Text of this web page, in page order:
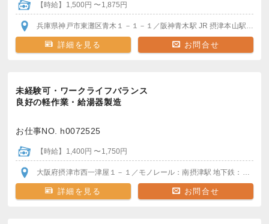
【時給】1,500円 〜1,875円
兵庫県神戸市東灘区青木１－１－１ ／阪神青木駅 JR 摂津本山駅＊駅
詳細を見る お問合せ
未経験可・ワークライフバランス
良好の軽作業・給湯器製造
お仕事NO. h0072525
【時給】1,400円 〜1,750円
大阪府摂津市西一津屋１－１ ／モノレール：南摂津駅 地下鉄：井高野駅
詳細を見る お問合せ